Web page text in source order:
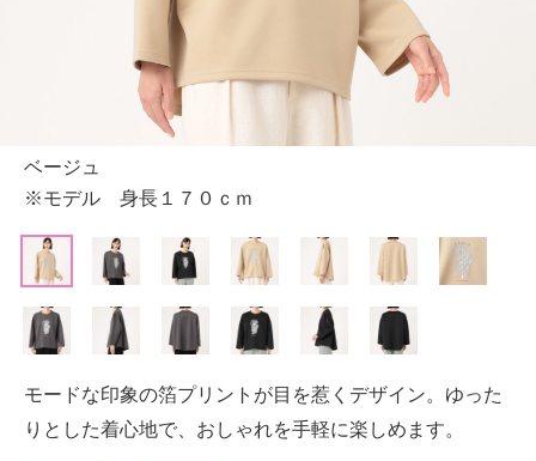
ベージュ
※モデル 身長１７０ｃｍ
モードな印象の箔プリントが目を惹くデザイン。ゆった
りとした着心地で、おしゃれを手軽に楽しめます。